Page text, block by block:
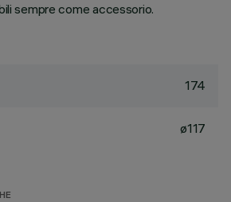
sempre come accessorio.
174
ø117